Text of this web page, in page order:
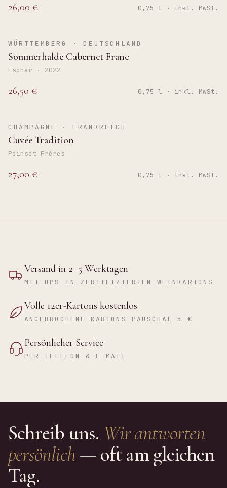
26,00 € 0,75 l · inkl. MwSt.
TROCKEN
WÜRTTEMBERG · DEUTSCHLAND
Sommerhalde Cabernet Franc
Escher · 2022
26,50 € 0,75 l · inkl. MwSt.
BRUT
CHAMPAGNE · FRANKREICH
Cuvée Tradition
Poinsot Frères
27,00 € 0,75 l · inkl. MwSt.
Versand in 2–5 Werktagen
MIT UPS IN ZERTIFIZIERTEN WEINKARTONS
Volle 12er-Kartons kostenlos
ANGEBROCHENE KARTONS PAUSCHAL 5 €
Persönlicher Service
PER TELEFON & E-MAIL
Schreib uns. Wir antworten
persönlich— oft am gleichen
Tag.